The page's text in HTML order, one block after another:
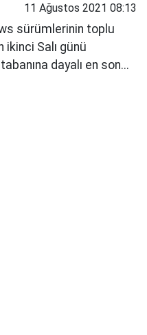
11 Ağustos 2021 08:13
sürümlerinin toplu
ikinci Salı günü
dayalı en son...